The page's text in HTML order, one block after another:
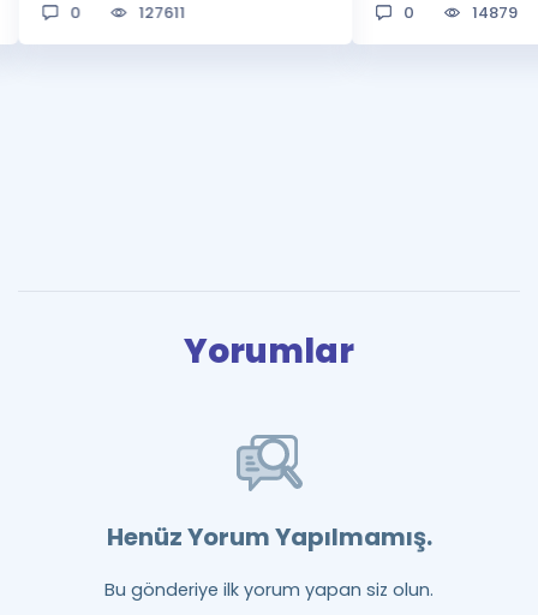
0 127611 0 14879
Yorumlar
Henüz Yorum Yapılmamış.
Bu gönderiye ilk yorum yapan siz olun.